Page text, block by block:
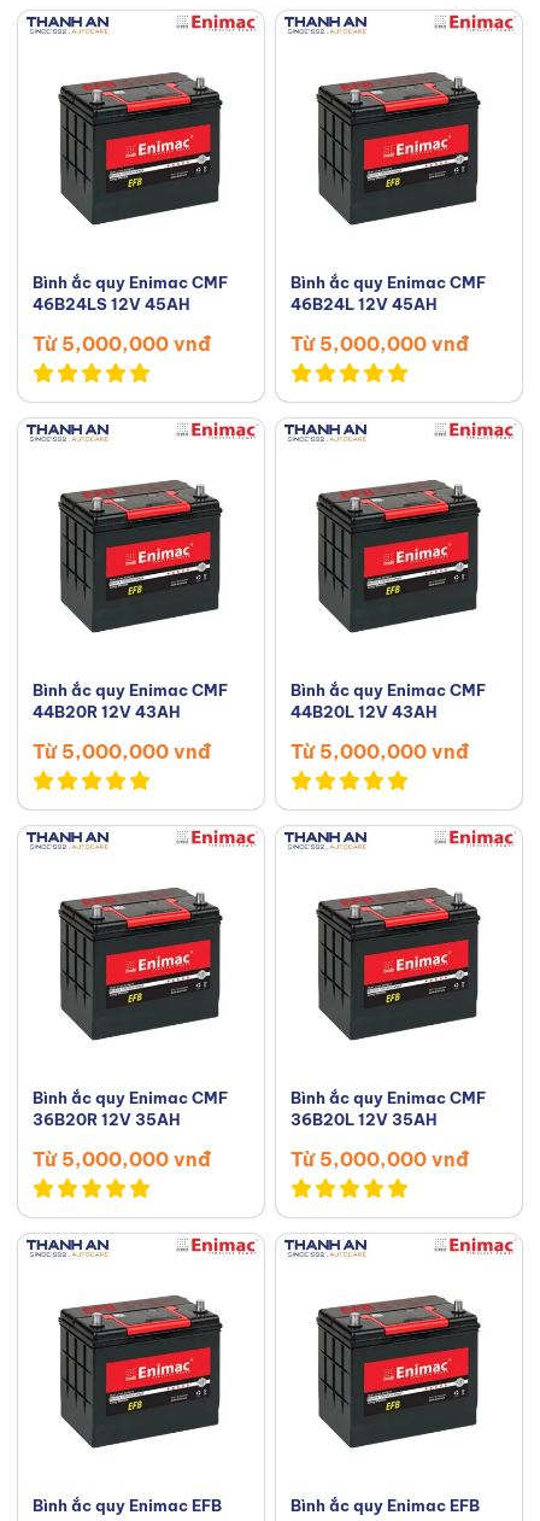
Bình ắc quy Enimac CMF
46B24LS 12V 45AH
Từ 5,000,000 vnđ
Bình ắc quy Enimac CMF
46B24L 12V 45AH
Từ 5,000,000 vnđ
Bình ắc quy Enimac CMF
44B20R 12V 43AH
Từ 5,000,000 vnđ
Bình ắc quy Enimac CMF
44B20L 12V 43AH
Từ 5,000,000 vnđ
Bình ắc quy Enimac CMF
36B20R 12V 35AH
Từ 5,000,000 vnđ
Bình ắc quy Enimac CMF
36B20L 12V 35AH
Từ 5,000,000 vnđ
Bình ắc quy Enimac EFB
Bình ắc quy Enimac EFB